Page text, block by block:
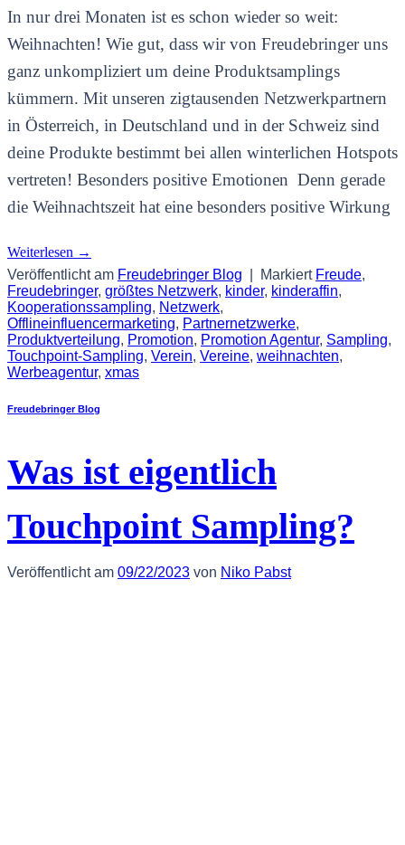
In nur drei Monaten ist es schon wieder so weit:
Weihnachten! Wie gut, dass wir von Freudebringer uns
ganz unkompliziert um deine Produktsamplings
kümmern. Mit unseren zigtausenden Netzwerkpartnern
in Österreich, in Deutschland und in der Schweiz sind
deine Produkte bestimmt bei allen winterlichen Hotspots
vertreten! Besonders positive Emotionen Denn gerade
die Weihnachtszeit hat eine besonders positive Wirkung
Weiterlesen →
Veröffentlicht am Freudebringer Blog Markiert Freude,
Freudebringer, größtes Netzwerk, kinder, kinderaffin,
Kooperationssampling, Netzwerk,
Offlineinfluencermarketing, Partnernetzwerke,
Produktverteilung, Promotion, Promotion Agentur, Sampling,
Touchpoint-Sampling, Verein, Vereine, weihnachten,
Werbeagentur, xmas
Freudebringer Blog
Was ist eigentlich
Touchpoint Sampling?
Veröffentlicht am 09/22/2023 von Niko Pabst